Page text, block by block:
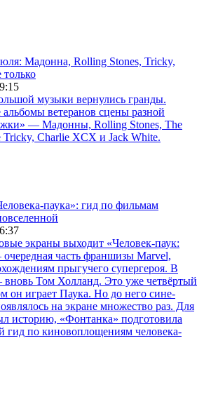
Мадонна, Rolling Stones, Tricky,
музыки вернулись гранды.
ветеранов сцены разной
— Мадонны, Rolling Stones, The
Tricky, Charlie XCX и Jack White.
паука»: гид по фильмам
экраны выходит «Человек-паук:
часть франшизы Marvel,
прыгучего супергероя. В
Том Холланд. Это уже четвёртый
он играет Паука. Но до него сине-
на экране множество раз. Для
историю, «Фонтанка» подготовила
по киновоплощениям человека-